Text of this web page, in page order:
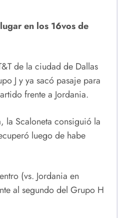
en los 16vos de
de la ciudad de Dallas
J y ya sacó pasaje para
frente a Jordania.
la Scaloneta consiguió la
luego de habe
(vs. Jordania en
al segundo del Grupo H